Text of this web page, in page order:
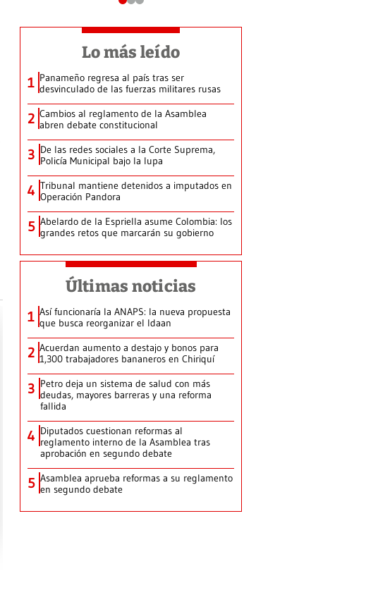
Lo más leído
1 Panameño regresa al país tras ser
desvinculado de las fuerzas militares rusas
2 Cambios al reglamento de la Asamblea
abren debate constitucional
3 De las redes sociales a la Corte Suprema,
Policía Municipal bajo la lupa
4 Tribunal mantiene detenidos a imputados en
Operación Pandora
5 Abelardo de la Espriella asume Colombia: los
grandes retos que marcarán su gobierno
Últimas noticias
1 Así funcionaría la ANAPS: la nueva propuesta
que busca reorganizar el Idaan
2 Acuerdan aumento a destajo y bonos para
1,300 trabajadores bananeros en Chiriquí
3 Petro deja un sistema de salud con más
deudas, mayores barreras y una reforma
fallida
4 Diputados cuestionan reformas al
reglamento interno de la Asamblea tras
aprobación en segundo debate
5 Asamblea aprueba reformas a su reglamento
en segundo debate